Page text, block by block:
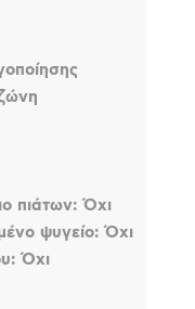
πιάτων: Όχι
ψυγείο: Όχι
Όχι